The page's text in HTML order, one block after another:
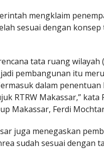
mengklaim
sesuai dengan
tata ruang wilayah
pembangunan itu
dalam penentuan
RTRW Makassar,” kata
Makassar, Ferdi
juga menegaskan
sudah sesuai dengan